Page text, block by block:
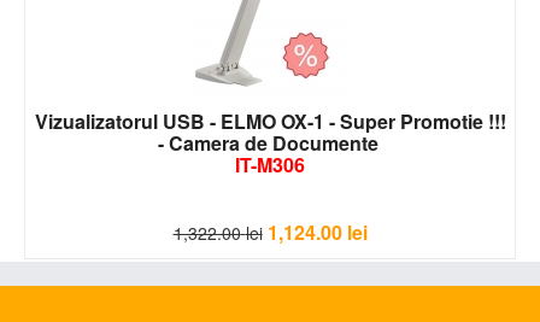
Vizualizatorul USB - ELMO OX-1 - Super Promotie !!!
- Camera de Documente
IT-M306
1,322.00 lei 1,124.00 lei